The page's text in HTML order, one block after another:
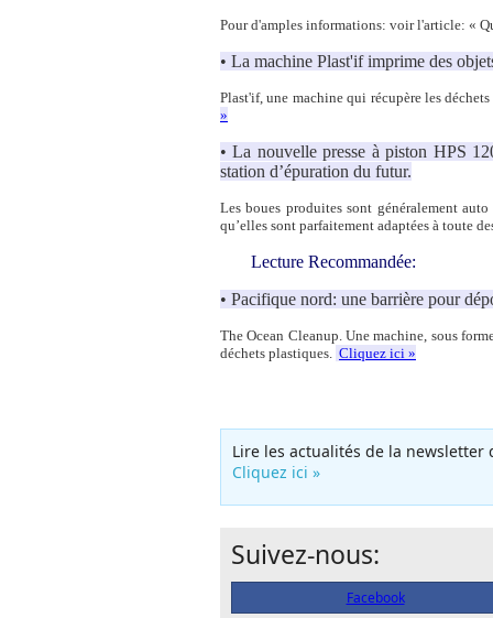
Pour d'amples informations: voir l'article: «
• La machine Plast'if imprime des
Plast'if, une machine qui récupère les
»
• La nouvelle presse à piston HPS
station d’épuration du futur.
Les boues produites sont généralement
qu’elles sont parfaitement adaptées à toute
Lecture Recommandée:
• Pacifique nord: une barrière pour
The Ocean Cleanup. Une machine, sous
déchets plastiques. Cliquez ici »
Lire les actualités de la newsletter
Cliquez ici »
Suivez-nous:
Facebook